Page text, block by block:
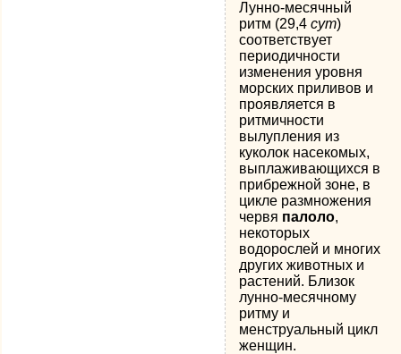
Лунно-месячный
ритм (29,4сут)
соответствует
периодичности
изменения уровня
морских приливов и
проявляется в
ритмичности
вылупления из
куколок насекомых,
выплаживающихся в
прибрежной зоне, в
цикле размножения
червя палоло,
некоторых
водорослей и многих
других животных и
растений. Близок
лунно-месячному
ритму и
менструальный цикл
женщин.